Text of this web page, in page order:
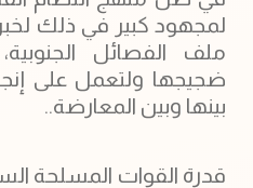
لمجهود كبير في ذلك
ملف الفصائل
ضجيجها ولتعمل على
بينها وبين المعارضة..
قدرة القوات المسلحة